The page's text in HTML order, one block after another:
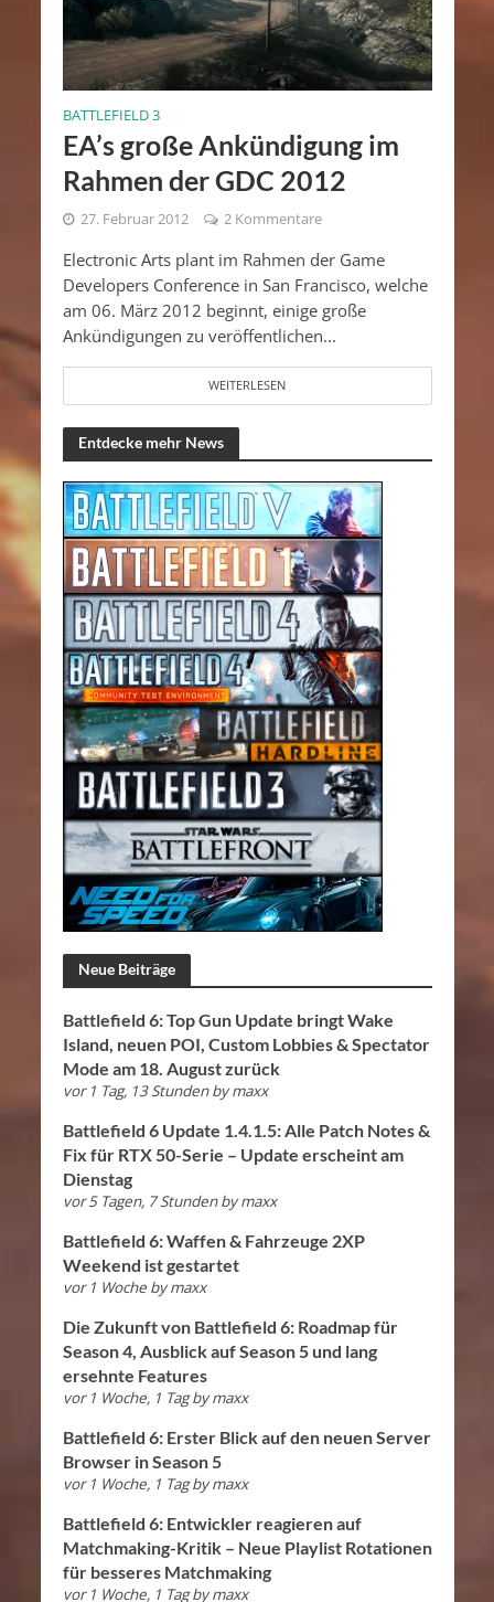
BATTLEFIELD 3
EA’s große Ankündigung im
Rahmen der GDC 2012
27. Februar 2012 2 Kommentare
Electronic Arts plant im Rahmen der Game
Developers Conference in San Francisco, welche
am 06. März 2012 beginnt, einige große
Ankündigungen zu veröffentlichen...
WEITERLESEN
Entdecke mehr News
Neue Beiträge
Battlefield 6: Top Gun Update bringt Wake
Island, neuen POI, Custom Lobbies & Spectator
Mode am 18. August zurück
vor 1 Tag, 13 Stunden bymaxx
Battlefield 6 Update 1.4.1.5: Alle Patch Notes &
Fix für RTX 50-Serie – Update erscheint am
Dienstag
vor 5 Tagen, 7 Stunden bymaxx
Battlefield 6: Waffen & Fahrzeuge 2XP
Weekend ist gestartet
vor 1 Woche bymaxx
Die Zukunft von Battlefield 6: Roadmap für
Season 4, Ausblick auf Season 5 und lang
ersehnte Features
vor 1 Woche, 1 Tag bymaxx
Battlefield 6: Erster Blick auf den neuen Server
Browser in Season 5
vor 1 Woche, 1 Tag bymaxx
Battlefield 6: Entwickler reagieren auf
Matchmaking-Kritik – Neue Playlist Rotationen
für besseres Matchmaking
vor 1 Woche, 1 Tag bymaxx